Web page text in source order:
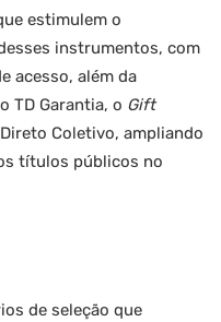
estimulem o
instrumentos, com
acesso, além da
TD Garantia, o Gift
Coletivo, ampliando
títulos públicos no
de seleção que